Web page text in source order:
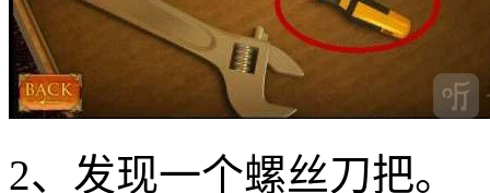
2、发现一个螺丝刀把。